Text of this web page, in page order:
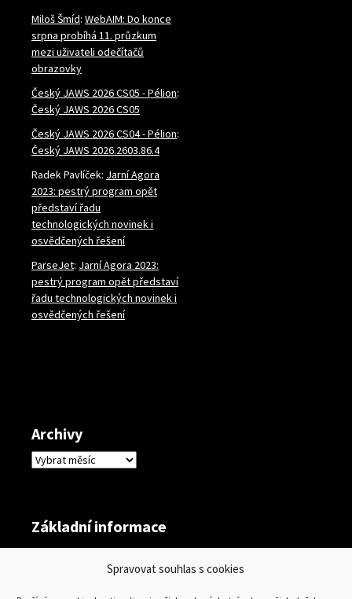
Spravovat souhlas s cookies
Miloš Šmíd: WebAIM: Do konce
srpna probíhá 11. průzkum
mezi uživateli odečítačů
obrazovky
Český JAWS 2026 CS05 - Pélion:
Český JAWS 2026 CS05
Český JAWS 2026 CS04 - Pélion:
Český JAWS 2026.2603.86.4
Radek Pavlíček: Jarní Agora
2023: pestrý program opět
představí řadu
technologických novinek i
osvědčených řešení
ParseJet: Jarní Agora 2023:
pestrý program opět představí
řadu technologických novinek i
osvědčených řešení
Archivy
Archivy
Základní informace
Zdroj kanálů (příspěvky)